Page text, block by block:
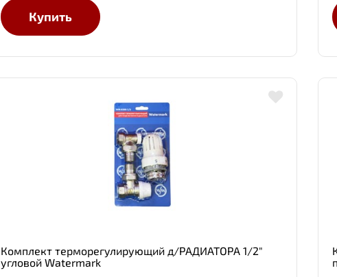
Купить
Комплект терморегулирующий д/РАДИАТОРА 1/2"
угловой Watermark